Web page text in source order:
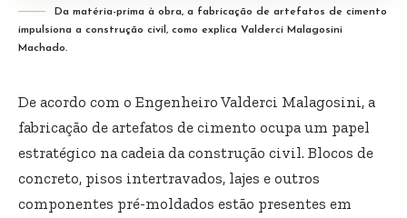
Da matéria-prima à obra, a fabricação de artefatos de cimento
impulsiona a construção civil, como explica Valderci Malagosini
Machado.
De acordo com o Engenheiro Valderci Malagosini, a
fabricação de artefatos de cimento ocupa um papel
estratégico na cadeia da construção civil. Blocos de
concreto, pisos intertravados, lajes e outros
componentes pré-moldados estão presentes em